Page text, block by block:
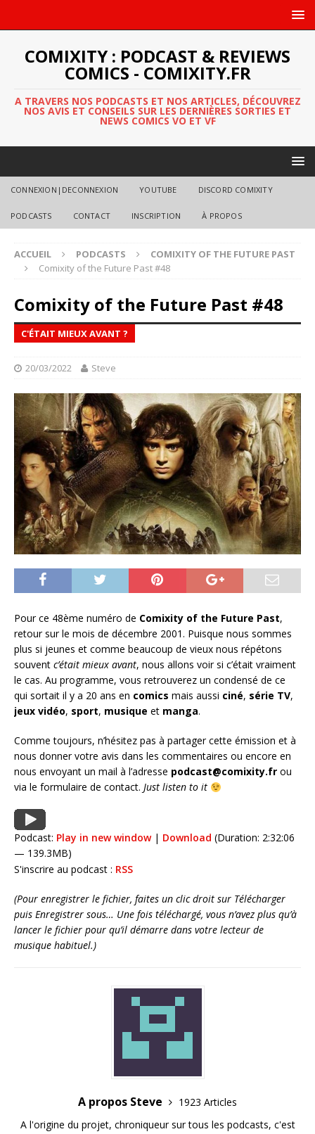
COMIXITY : PODCAST & REVIEWS
COMICS - COMIXITY.FR
A TRAVERS NOS PODCASTS ET NOS ARTICLES, DÉCOUVREZ
NOS AVIS ET CONSEILS SUR LES DERNIÈRES SORTIES ET
NEWS COMICS VO ET VF
CONNEXION|DECONNEXION YOUTUBE DISCORD COMIXITY
PODCASTS CONTACT INSCRIPTION À PROPOS
ACCUEIL PODCASTS
COMIXITY OF THE FUTURE PAST
Comixity of the Future Past #48
Comixity of the Future Past #48
C'ÉTAIT MIEUX AVANT ?
20/03/2022 Steve
Pour ce 48ème numéro de Comixity of the Future Past,
retour sur le mois de décembre 2001. Puisque nous sommes
plus si jeunes et comme beaucoup de vieux nous répétons
souvent c’était mieux avant, nous allons voir si c’était vraiment
le cas. Au programme, vous retrouverez un condensé de ce
qui sortait il y a 20 ans en comics mais aussi ciné, série TV,
jeux vidéo, sport, musique et manga.
Comme toujours, n’hésitez pas à partager cette émission et à
nous donner votre avis dans les commentaires ou encore en
nous envoyant un mail à l’adresse podcast@comixity.fr ou
via le formulaire de contact. Just listen to it
Podcast: Play in new window| Download (Duration: 2:32:06
— 139.3MB)
S'inscrire au podcast : RSS
(Pour enregistrer le fichier, faites un clic droit sur Télécharger
puis Enregistrer sous… Une fois téléchargé, vous n’avez plus qu’à
lancer le fichier pour qu’il démarre dans votre lecteur de
musique habituel.)
A propos Steve
1923 Articles
A l'origine du projet, chroniqueur sur tous les podcasts, c'est